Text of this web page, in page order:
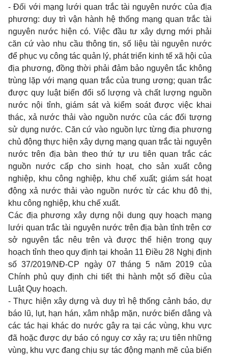
- Đối với mạng lưới quan trắc tài nguyên nước của địa
phương: duy trì vận hành hệ thống mạng quan trắc tài
nguyên nước hiện có. Việc đầu tư xây dựng mới phải
căn cứ vào nhu cầu thông tin, số liệu tài nguyên nước
để phục vụ công tác quản lý, phát triển kinh tế xã hội của
địa phương, đồng thời phải đảm bảo nguyên tắc không
trùng lặp với mạng quan trắc của trung ương; quan trắc
được quy luật biến đổi số lượng và chất lượng nguồn
nước nội tỉnh, giám sát và kiểm soát được việc khai
thác, xả nước thải vào nguồn nước của các đối tượng
sử dụng nước. Căn cứ vào nguồn lực từng địa phương
chủ động thực hiện xây dựng mạng quan trắc tài nguyên
nước trên địa bàn theo thứ tự ưu tiên quan trắc các
nguồn nước cấp cho sinh hoạt, cho sản xuất công
nghiệp, khu công nghiệp, khu chế xuất; giám sát hoạt
động xả nước thải vào nguồn nước từ các khu đô thị,
khu công nghiệp, khu chế xuất.
Các địa phương xây dựng nội dung quy hoạch mạng
lưới quan trắc tài nguyên nước trên địa bàn tỉnh trên cơ
sở nguyên tắc nêu trên và được thể
hiện trong quy
hoạch tỉnh theo quy định tại khoản 11 Điều 28 Nghị định
số 37/2019/NĐ-CP ngày 07 tháng 5 năm 2019 của
Chính phủ quy định chi tiết thi hành một số điều của
Luật Quy hoạch.
- Thực hiện xây dựng và duy trì hệ thống cảnh báo, dự
báo l ũ, lụt, hạn hán, xâm nhập mặn, nước biển dâng và
các tác hại khác do nước gây ra tại các vùng, khu vực
đã hoặc được dự báo có nguy cơ xảy ra; ưu tiên những
vùng, khu vực đang chịu sự tác động mạnh mẽ của biến